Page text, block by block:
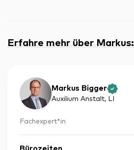
Erfahre mehr über Markus:
Markus Bigger
Auxilium Anstalt, LI
Fachexpert*in
Bürozeiten